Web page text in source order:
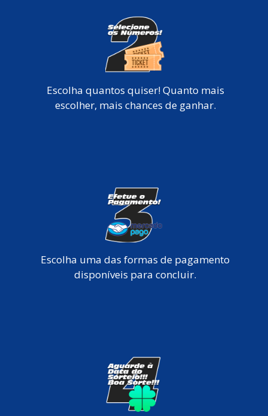
Escolha quantos quiser! Quanto mais
escolher, mais chances de ganhar.
Escolha uma das formas de pagamento
disponíveis para concluir.